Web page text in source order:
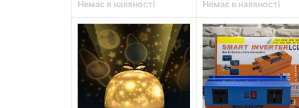
Немає в наявності Немає в наявності